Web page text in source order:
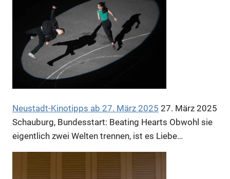
Neustadt-Kinotipps ab 27. März 2025 27. März 2025
Schauburg, Bundesstart: Beating Hearts Obwohl sie
eigentlich zwei Welten trennen, ist es Liebe…